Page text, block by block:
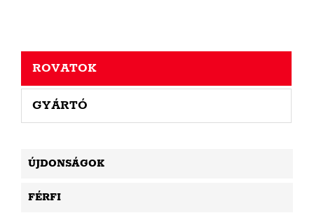
ROVATOK
GYÁRTÓ
ÚJDONSÁGOK
FÉRFI